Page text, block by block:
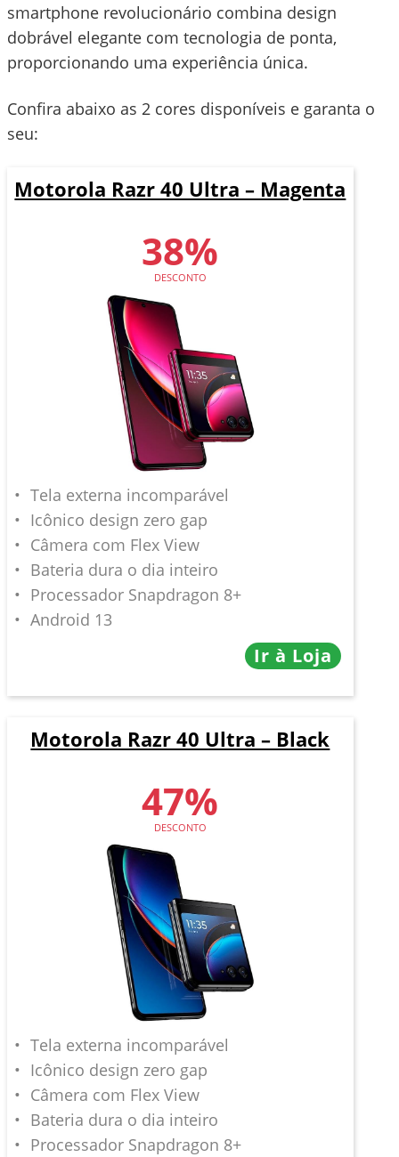
smartphone revolucionário combina design
dobrável elegante com tecnologia de ponta,
proporcionando uma experiência única.
Confira abaixo as 2 cores disponíveis e garanta o
seu:
Motorola Razr 40 Ultra – Magenta
38%
DESCONTO
Tela externa incomparável
Icônico design zero gap
Câmera com Flex View
Bateria dura o dia inteiro
Processador Snapdragon 8+
Android 13
Ir à Loja
Motorola Razr 40 Ultra – Black
47%
DESCONTO
Tela externa incomparável
Icônico design zero gap
Câmera com Flex View
Bateria dura o dia inteiro
Processador Snapdragon 8+